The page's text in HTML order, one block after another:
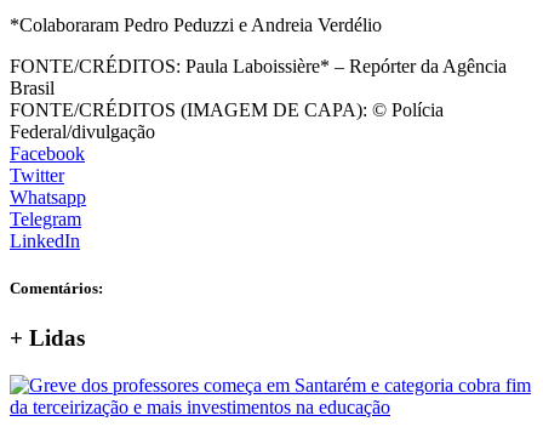
*Colaboraram Pedro Peduzzi e Andreia Verdélio
FONTE/CRÉDITOS: Paula Laboissière* – Repórter da Agência
Brasil
FONTE/CRÉDITOS (IMAGEM DE CAPA): © Polícia
Federal/divulgação
Facebook
Twitter
Whatsapp
Telegram
LinkedIn
Comentários:
+ Lidas